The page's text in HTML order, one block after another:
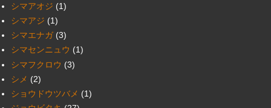
シマアオジ (1)
シマアジ (1)
シマエナガ (3)
シマセンニュウ (1)
シマフクロウ (3)
シメ (2)
ショウドウツバメ (1)